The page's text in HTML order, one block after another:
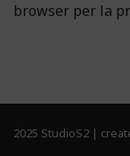
browser per la
2025 StudioS2 |